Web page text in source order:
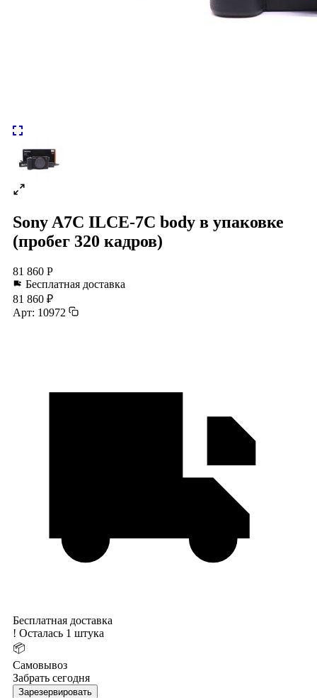
Sony A7C ILCE-7C body в упаковке
(пробег 320 кадров)
81 860 Р
Бесплатная доставка
81 860 ₽
Арт: 10972
Бесплатная доставка
! Осталась 1 штука
📦
Самовывоз
Забрать сегодня
Зарезервировать